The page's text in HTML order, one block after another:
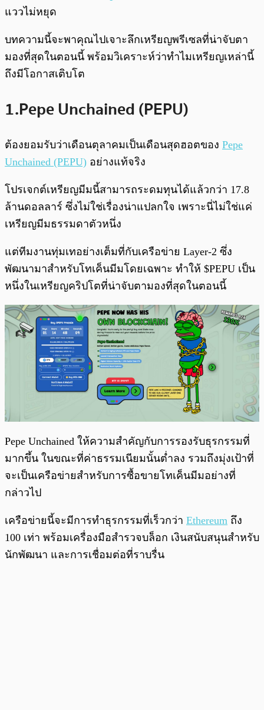
แววไม่หยุด
บทความนี้จะพาคุณไปเจาะลึกเหรียญพรีเซลที่น่าจับตา
มองที่สุดในตอนนี้ พร้อมวิเคราะห์ว่าทำไมเหรียญเหล่านี้
ถึงมีโอกาสเติบโต
1.Pepe Unchained (PEPU)
ต้องยอมรับว่าเดือนตุลาคมเป็นเดือนสุดฮอตของ Pepe
Unchained (PEPU) อย่างแท้จริง
โปรเจกต์เหรียญมีมนี้สามารถระดมทุนได้แล้วกว่า 17.8
ล้านดอลลาร์ ซึ่งไม่ใช่เรื่องน่าแปลกใจ เพราะนี่ไม่ใช่แค่
เหรียญมีมธรรมดาตัวหนึ่ง
แต่ทีมงานทุ่มเทอย่างเต็มที่กับเครือข่าย Layer-2 ซึ่ง
พัฒนามาสำหรับโทเค็นมีมโดยเฉพาะ ทำให้ $PEPU เป็น
หนึ่งในเหรียญคริปโตที่น่าจับตามองที่สุดในตอนนี้
Pepe Unchained ให้ความสำคัญกับการรองรับธุรกรรมที่
มากขึ้น ในขณะที่ค่าธรรมเนียมนั้นต่ำลง รวมถึงมุ่งเป้าที่
จะเป็นเครือข่ายสำหรับการซื้อขายโทเค็นมีมอย่างที่
กล่าวไป
เครือข่ายนี้จะมีการทำธุรกรรมที่เร็วกว่า Ethereum ถึง
100 เท่า พร้อมเครื่องมือสำรวจบล็อก เงินสนับสนุนสำหรับ
นักพัฒนา และการเชื่อมต่อที่ราบรื่น